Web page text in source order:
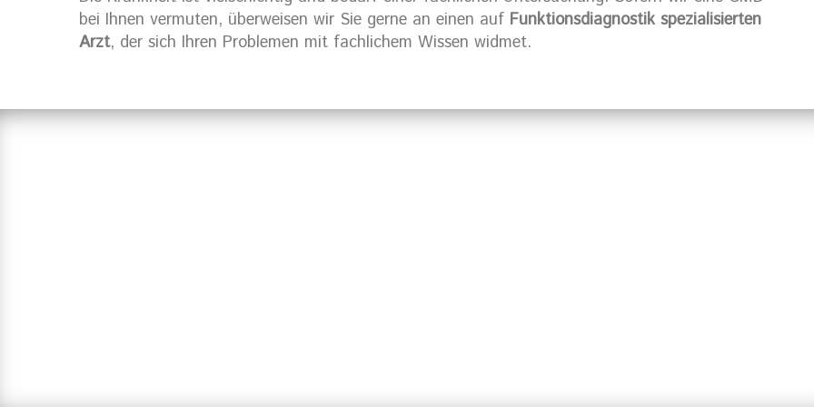
bei Ihnen vermuten, überweisen wir Sie gerne an einen auf Funktionsdiagnostik spezialisierten
Arzt, der sich Ihren Problemen mit fachlichem Wissen widmet.